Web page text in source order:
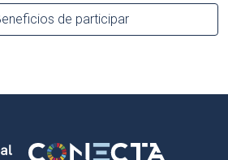
de participar